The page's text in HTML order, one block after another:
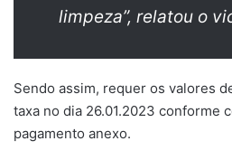
limpeza”, relatou o
Sendo assim, requer os valores
taxa no dia 26.01.2023 conforme
pagamento anexo.